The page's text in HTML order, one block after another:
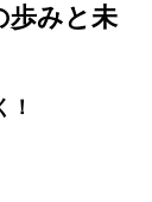
歩みと未
！